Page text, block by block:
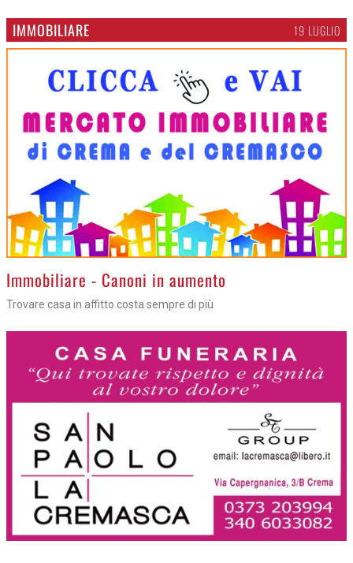
IMMOBILIARE 19 LUGLIO
>Immobiliare - Canoni in aumento
Trovare casa in affitto costa sempre di più